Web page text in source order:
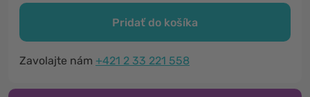
Pridať do košíka
Zavolajte nám +421 2 33 221 558